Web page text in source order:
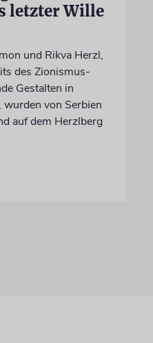
letzter Wille
und Rikva Herzl,
des Zionismus-
Gestalten in
wurden von Serbien
auf dem Herzlberg